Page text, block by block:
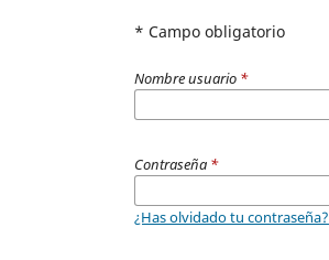
* Campo obligatorio
Nombre usuario *
Contraseña *
¿Has olvidado tu contraseña?